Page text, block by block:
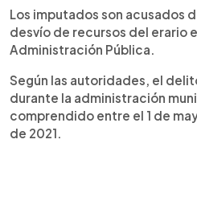
Los imputados son acusados
desvío de recursos del erario
Administración Pública.
Según las autoridades, el
durante la administración
comprendido entre el 1 de
de 2021.